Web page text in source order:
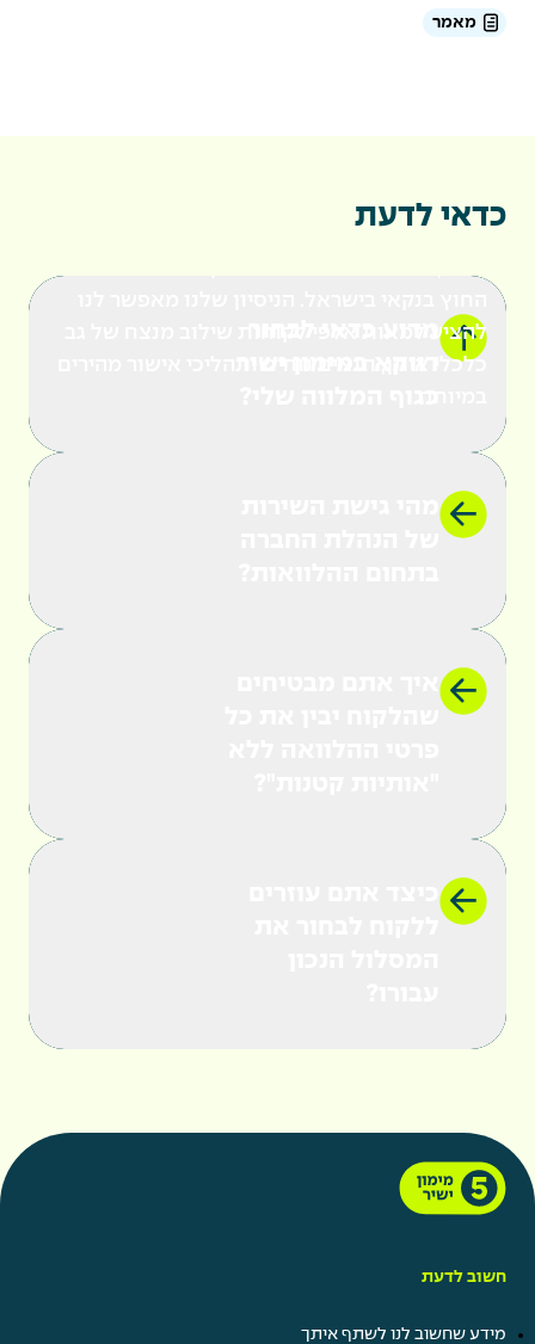
מאמר
כדאי לדעת
להציע למאות אלפי לקוחות שילוב מנצח של גב
כלכלי איתן, תנאים נוחים ותהליכי אישור מהירים
התפיסה שלנו פשוטה: הלקוח תמיד במקום
ומעניקים לכם ייעוץ והקשבה מלאה כדי להתאים
את מסלול ההלוואה המדויק עבורכם, עם פריסה
1.
שקיפות מלאה היא ערך עליון עבורנו. המטרה
שלנו היא לייצר מערכת יחסים של אמון, ולכן אנו
שמתאים לכולם. הנהלת החברה משקיעה במתן
כלים המאפשרים לכם לבחור בין פריסת החזרים
חשוב לדעת
מידע שחשוב לנו לשתף איתך